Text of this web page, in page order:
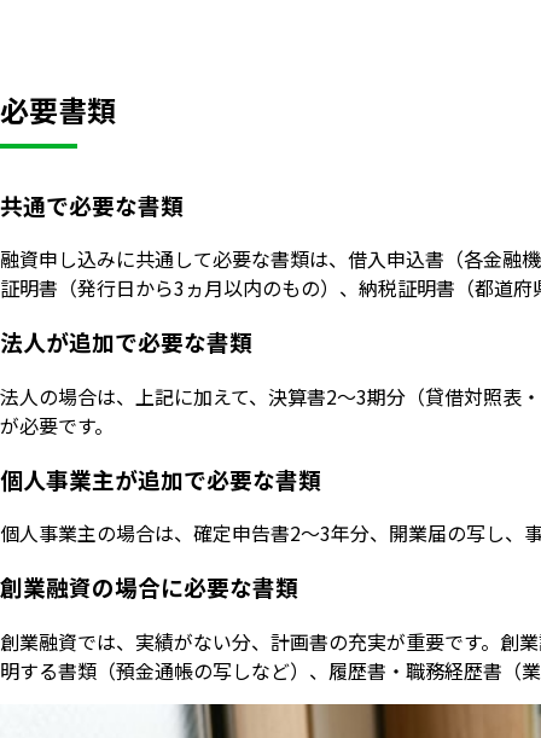
必要書類
共通で必要な書類
融資申し込みに共通して必要な書類は、借入申込書（各金融
証明書（発行日から3ヵ月以内のもの）、納税証明書（都道
法人が追加で必要な書類
法人の場合は、上記に加えて、決算書2〜3期分（貸借対照表
が必要です。
個人事業主が追加で必要な書類
個人事業主の場合は、確定申告書2〜3年分、開業届の写し
創業融資の場合に必要な書類
創業融資では、実績がない分、計画書の充実が重要です。創
明する書類（預金通帳の写しなど）、履歴書・職務経歴書（